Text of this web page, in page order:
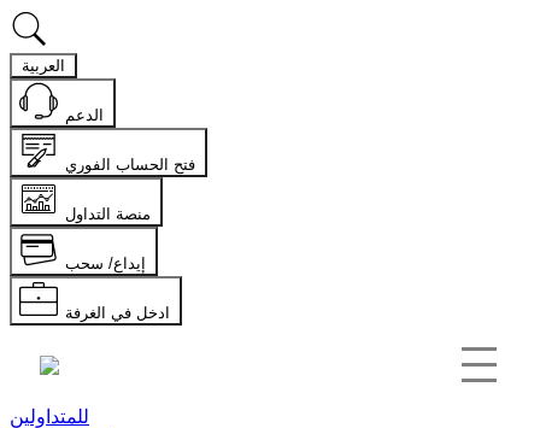
العربية
الدعم
فتح الحساب الفوري
منصة التداول
إيداع/ سحب
ادخل في الغرفة
للمتداولين